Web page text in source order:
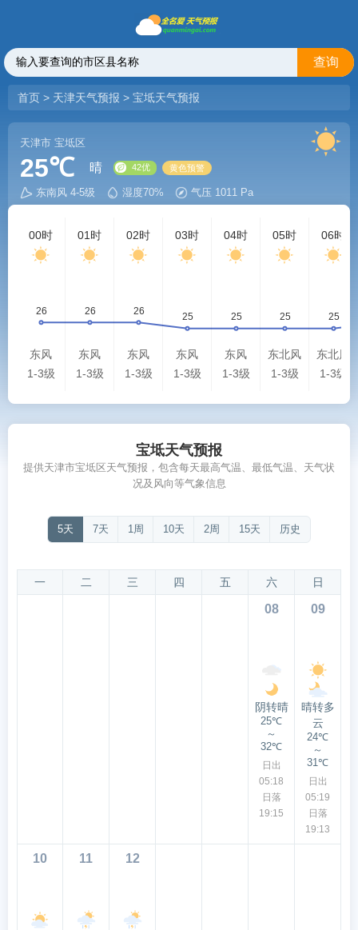
查询
首页 > 天津天气预报 > 宝坻天气预报
天津市 宝坻区
25℃ 晴
东南风 4-5级 湿度70% 气压 1011 Pa
00时
东风
1-3级
01时
东风
1-3级
02时
东风
1-3级
03时
东风
1-3级
04时
东风
1-3级
05时
东北风
1-3级
06时
东北风
1-3级
宝坻天气预报
提供天津市宝坻区天气预报，包含每天最高气温、最低气温、天气状
况及风向等气象信息
5天 7天 1周 10天 2周 15天 历史
一 二 三 四 五 六 日
08
阴转晴
25℃
～
32℃
日出
05:18
日落
19:15
09
晴转多
云
24℃
～
31℃
日出
05:19
日落
19:13
10 11 12